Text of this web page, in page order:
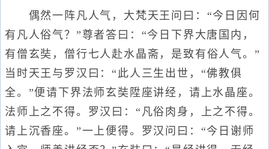
偶然一阵凡人气，大梵天王问曰：“今日因何
有凡人俗气？”尊者答曰：“今日下界大唐国内，
有僧玄奘，僧行七人赴水晶斋，是致有俗人气。”
当时天王与罗汉曰：“此人三生出世，“佛教俱
全。”便请下界法师玄奘陞座讲经，请上水晶座。
法师上之不得。罗汉曰：“凡俗肉身，上之不得。
请上沉香座。”一上便得。罗汉问曰：“今日谢师